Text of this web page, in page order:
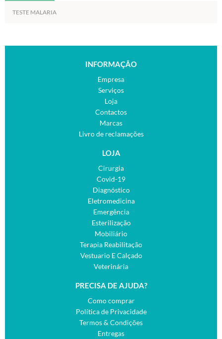
TESTE MALARIA
INFORMAÇÃO
Empresa
Serviços
Loja
Contactos
Marcas
Livro de reclamações
LOJA
Cirurgia
Covid-19
Diagnóstico
Eletromedicina
Emergência
Esterilização
Mobiliário
Terapia Reabilitação
Vestuario E Calçado
Veterinária
PRECISA DE AJUDA?
Como comprar
Política de Privacidade
Termos & Condições
Entregas